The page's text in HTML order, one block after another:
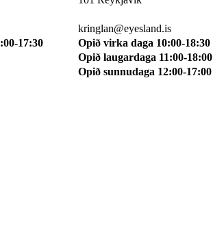
:00-17:30
kringlan@eyesland.is
Opið virka daga 10:00-18:30
Opið laugardaga 11:00-18:00
Opið sunnudaga 12:00-17:00